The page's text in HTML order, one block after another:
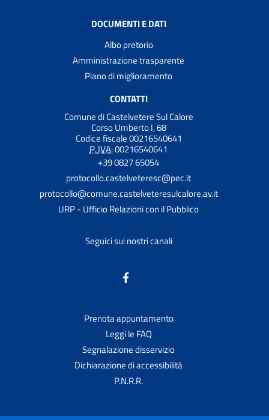
DOCUMENTI E DATI
Albo pretorio
Amministrazione trasparente
Piano di miglioramento
CONTATTI
Comune di Castelvetere Sul Calore
Corso Umberto I, 68
Codice fiscale 00216540641
P. IVA:00216540641
+39 0827 65054
protocollo.castelveteresc@pec.it
protocollo@comune.castelveteresulcalore.av.it
URP - Ufficio Relazioni con il Pubblico
Seguici sui nostri canali
Prenota appuntamento
Leggi le FAQ
Segnalazione disservizio
Dichiarazione di accessibilità
P.N.R.R.